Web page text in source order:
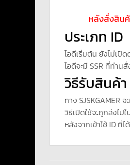
หลังสั่งสินค้
ประเภท ID
ไอดีเริ่มต้น ยังไม่เปิด
ไอดีจะมี SSR ที่ท่าน
วิธีรับสินค้า
ทาง SJSKGAMER
วิธีเปิดใช้จะถูกส่งไ
หลังจากเข้าใช้ ID ที่